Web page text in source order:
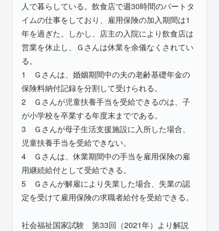
人で暮らしている。飲食店で週30時間のパートタ
イムの仕事をしており、雇用保険の加入期間は1
年を過ぎた。しかし、店主の入院により飲食店は
営業を休止し、Ｇさんは休業を余儀なくされてい
る。
1 Ｇさんは、婚姻期間中の夫の老齢基礎年金の
保険料納付記録を分割して受けられる。
2 Ｇさんが児童扶養手当を受給できるのは、子
が小学校を卒業する年度末までである。
3 Ｇさんが母子生活支援施設に入所した場合、
児童扶養手当を受給できない。
4 Ｇさんは、休業期間中の手当を雇用保険の雇
用継続給付として受給できる。
5 Ｇさんが解雇により失業した場合、失業の認
定を受けて雇用保険の求職者給付を受給できる。
社会福祉国家試験 第33回（2021年）より解説